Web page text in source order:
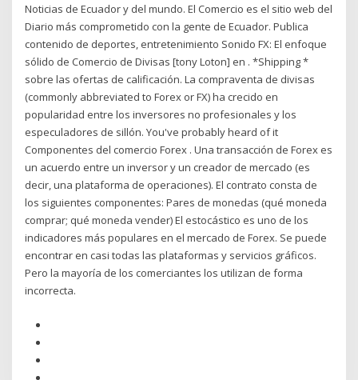
Noticias de Ecuador y del mundo. El Comercio es el sitio web del
Diario más comprometido con la gente de Ecuador. Publica
contenido de deportes, entretenimiento Sonido FX: El enfoque
sólido de Comercio de Divisas [tony Loton] en . *Shipping *
sobre las ofertas de calificación. La compraventa de divisas
(commonly abbreviated to Forex or FX) ha crecido en
popularidad entre los inversores no profesionales y los
especuladores de sillón. You've probably heard of it
Componentes del comercio Forex . Una transacción de Forex es
un acuerdo entre un inversor y un creador de mercado (es
decir, una plataforma de operaciones). El contrato consta de
los siguientes componentes: Pares de monedas (qué moneda
comprar; qué moneda vender) El estocástico es uno de los
indicadores más populares en el mercado de Forex. Se puede
encontrar en casi todas las plataformas y servicios gráficos.
Pero la mayoría de los comerciantes los utilizan de forma
incorrecta.